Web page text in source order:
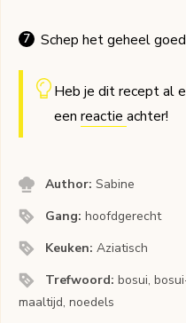
Schep het geheel
Heb je dit recept al
een reactie achter!
Author:Sabine
Gang:hoofdgerecht
Keuken:Aziatisch
Trefwoord:bosui,
maaltijd, noedels